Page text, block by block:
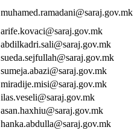
muhamed.ramadani@saraj.gov.mk
arife.kovaci@saraj.gov.mk
abdilkadri.sali@saraj.gov.mk
sueda.sejfullah@saraj.gov.mk
sumeja.abazi@saraj.gov.mk
miradije.misi@saraj.gov.mk
ilas.veseli@saraj.gov.mk
asan.haxhiu@saraj.gov.mk
hanka.abdulla@saraj.gov.mk